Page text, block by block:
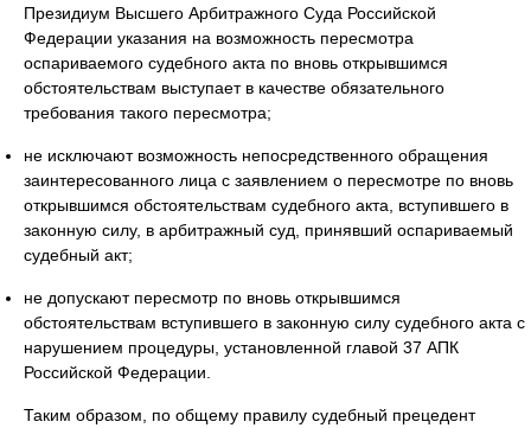
Президиум Высшего Арбитражного Суда Российской
Федерации указания на возможность пересмотра
оспариваемого судебного акта по вновь открывшимся
обстоятельствам выступает в качестве обязательного
требования такого пересмотра;
не исключают возможность непосредственного обращения
заинтересованного лица с заявлением о пересмотре по вновь
открывшимся обстоятельствам судебного акта, вступившего в
законную силу, в арбитражный суд, принявший оспариваемый
судебный акт;
не допускают пересмотр по вновь открывшимся
обстоятельствам вступившего в законную силу судебного акта с
нарушением процедуры, установленной главой 37 АПК
Российской Федерации.
Таким образом, по общему правилу судебный прецедент